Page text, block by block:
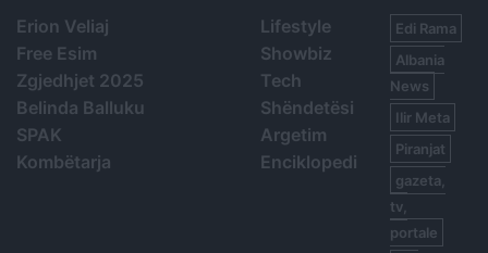
Erion Veliaj
Free Esim
Zgjedhjet 2025
Belinda Balluku
SPAK
Kombëtarja
Lifestyle
Showbiz
Tech
Shëndetësi
Argetim
Enciklopedi
Edi Rama
Albania
News
Ilir Meta
Piranjat
gazeta,
tv,
portale